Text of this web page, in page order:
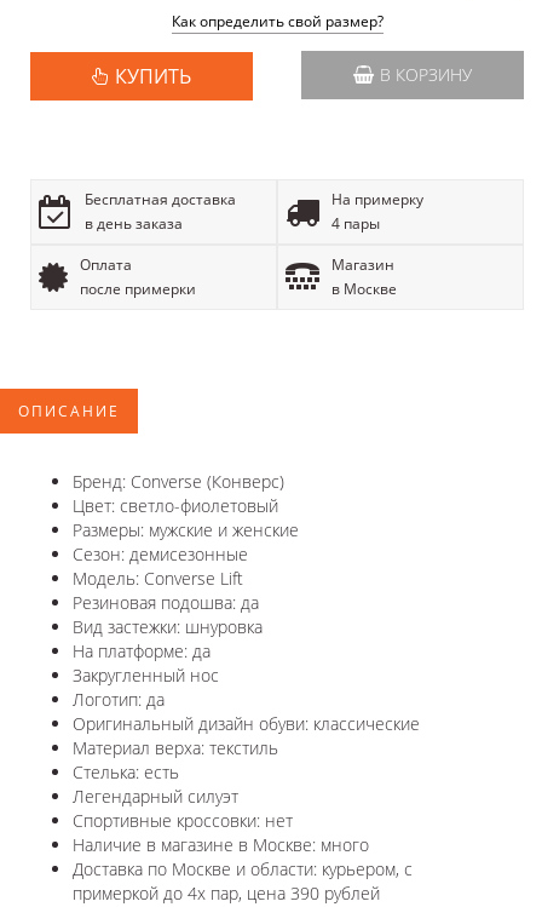
Как определить свой размер?
КУПИТЬ В КОРЗИНУ
Бесплатная доставка
в день заказа
На примерку
4 пары
Оплата
после примерки
Магазин
в Москве
ОПИСАНИЕ
Бренд: Converse (Конверс)
Цвет: светло-фиолетовый
Размеры: мужские и женские
Сезон: демисезонные
Модель: Converse Lift
Резиновая подошва: да
Вид застежки: шнуровка
На платформе: да
Закругленный нос
Логотип: да
Оригинальный дизайн обуви: классические
Материал верха: текстиль
Стелька: есть
Легендарный силуэт
Спортивные кроссовки: нет
Наличие в магазине в Москве: много
Доставка по Москве и области: курьером, с
примеркой до 4х пар, цена 390 рублей